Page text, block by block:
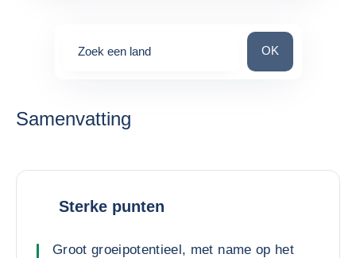
Zoek een land Zoek een land
OK
Samenvatting
Sterke punten
Groot groeipotentieel, met name op het